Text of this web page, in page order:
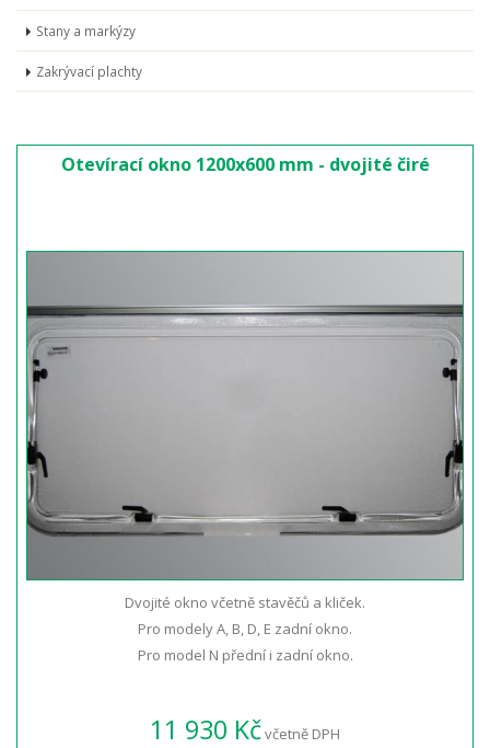
Stany a markýzy
Zakrývací plachty
Otevírací okno 1200x600 mm - dvojité čiré
Dvojité okno včetně stavěčů a kliček.
Pro modely A, B, D, E zadní okno.
Pro model N přední i zadní okno.
11 930 Kčvčetně DPH